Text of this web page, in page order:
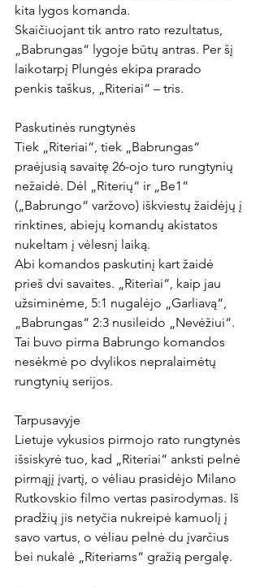
kita lygos komanda.
Skaičiuojant tik antro rato rezultatus,
„Babrungas“ lygoje būtų antras. Per šį
laikotarpį Plungės ekipa prarado
penkis taškus, „Riteriai“ – tris.
Paskutinės rungtynės
Tiek „Riteriai“, tiek „Babrungas“
praėjusią savaitę 26-ojo turo rungtynių
nežaidė. Dėl „Riterių“ ir „Be1“
(„Babrungo“ varžovo) iškviestų žaidėjų į
rinktines, abiejų komandų akistatos
nukeltam į vėlesnį laiką.
Abi komandos paskutinį kart žaidė
prieš dvi savaites. „Riteriai“, kaip jau
užsiminėme, 5:1 nugalėjo „Garliavą“,
„Babrungas“ 2:3 nusileido „Nevėžiui“.
Tai buvo pirma Babrungo komandos
nesėkmė po dvylikos nepralaimėtų
rungtynių serijos.
Tarpusavyje
Lietuje vykusios pirmojo rato rungtynės
išsiskyrė tuo, kad „Riteriai“ anksti pelnė
pirmąjį įvartį, o vėliau prasidėjo Milano
Rutkovskio filmo vertas pasirodymas. Iš
pradžių jis netyčia nukreipė kamuolį į
savo vartus, o vėliau pelnė du įvarčius
bei nukalė „Riteriams“ gražią pergalę.